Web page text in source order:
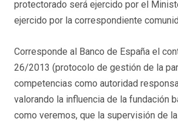
protectorado será ejercido por el
ejercido por la correspondiente
Corresponde al Banco de España el
26/2013 (protocolo de gestión de la
competencias como autoridad
valorando la influencia de la fundación
como veremos, que la supervisión de